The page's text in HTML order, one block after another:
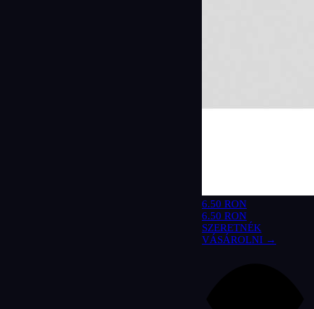
6.50 RON
6.50 RON
SZERETNÉK
VÁSÁROLNI →